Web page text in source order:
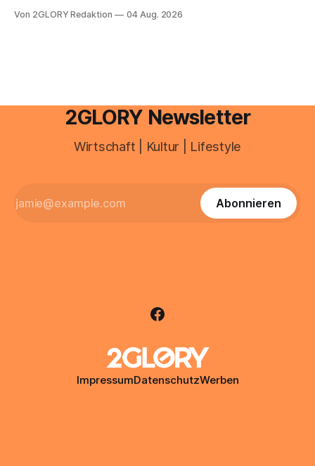
besitzt, loggt sich heute über das Vodafone E-Mail & Cloud
Von 2GLORY Redaktion 04 Aug. 2026
2GLORY Newsletter
Wirtschaft | Kultur | Lifestyle
Abonnieren
ImpressumDatenschutzWerben